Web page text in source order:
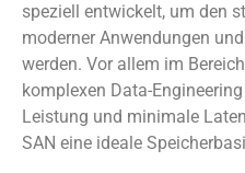
speziell entwickelt, um den
moderner Anwendungen
werden. Vor allem im
komplexen Data-
Leistung und minimale
SAN eine ideale